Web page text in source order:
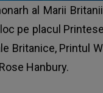
al Marii
pe placul
Britanice, Printul
Hanbury.